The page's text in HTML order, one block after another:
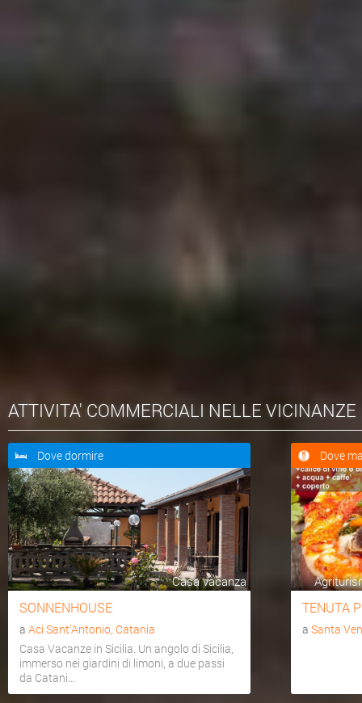
ATTIVITA' COMMERCIALI NELLE VICINANZE
Dove dormire
Casa vacanza
SONNENHOUSE
a Aci Sant'Antonio, Catania
Casa Vacanze in Sicilia. Un angolo di Sicilia,
immerso nei giardini di limoni, a due passi
da Catani...
Dove
TENUTA
a Santa